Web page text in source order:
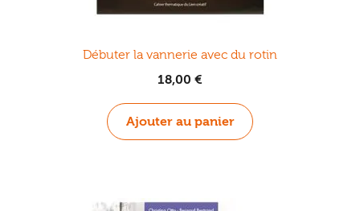
Débuter la vannerie avec du rotin
18,00 €
Ajouter au panier